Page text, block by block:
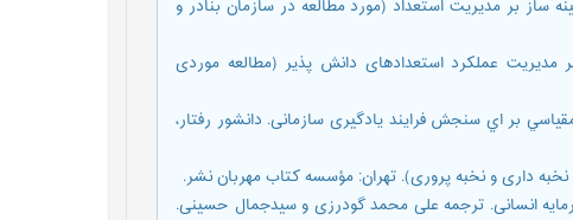
زمينه ساز بر مديريت استعداد (مورد مطالعه در سازمان بنادر و
مؤثر بر مديريت عملکرد استعدادهای دانش پذير (مطالعه موردی
(1387). ساخت و اعتبار يابي مقياسي بر اي سنجش فرایند یادگیری سازمانی. دانشور رفتار،
به توسعه سرمایه انسانی. ترجمه علی محمد گودرزی و سیدجمال حسینی.